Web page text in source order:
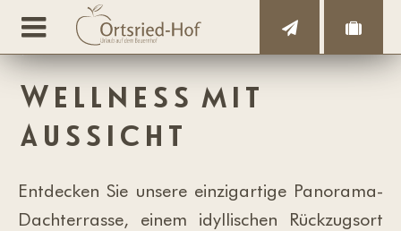
Wellness mit
Aussicht
Entdecken Sie unsere einzigartige Panorama-
Dachterrasse, einem idyllischen Rückzugsort